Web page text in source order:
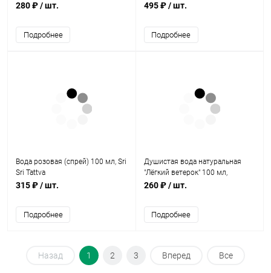
280 ₽/ шт.
Подробнее
495 ₽/ шт.
Подробнее
Вода розовая (спрей) 100 мл, Sri
Sri Tattva
315 ₽/ шт.
Подробнее
Душистая вода натуральная
"Лёгкий ветерок" 100 мл,
Полиада-Крым
260 ₽/ шт.
Подробнее
Назад 1 2 3 Вперед Все